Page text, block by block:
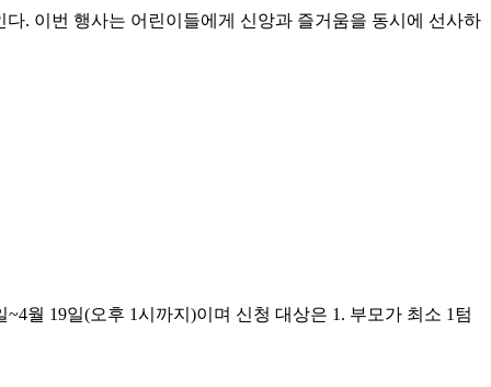
. 이번 행사는 어린이들에게 신앙과 즐거움을 동시에 선사하
월 19일(오후 1시까지)이며 신청 대상은 1. 부모가 최소 1텀